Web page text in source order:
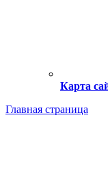
Карта
Главная страница